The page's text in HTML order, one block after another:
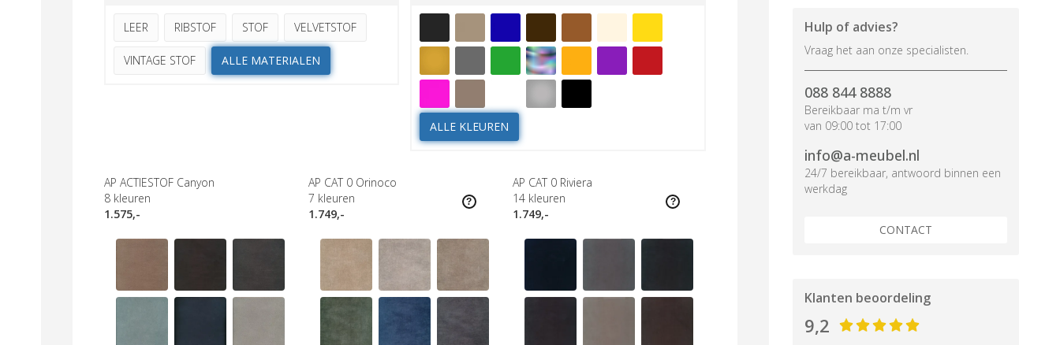
LEER RIBSTOF STOF VELVETSTOF
VINTAGE STOF ALLE MATERIALEN
ALLE KLEUREN
AP ACTIESTOF Canyon
8 kleuren
1.575,-
AP CAT 0 Orinoco
7 kleuren
1.749,-
AP CAT 0 Riviera
14 kleuren
1.749,-
Hulp of advies?
Vraag het aan onze specialisten.
088 844 8888
Bereikbaar ma t/m vr
van 09:00 tot 17:00
info@a-meubel.nl
24/7 bereikbaar, antwoord binnen een
werkdag
CONTACT
Klanten beoordeling
9,2